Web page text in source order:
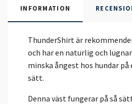
INFORMATION
ThunderShirt är
och har en naturlig och
minska ångest hos hundar
sätt.
Denna väst fungerar på så